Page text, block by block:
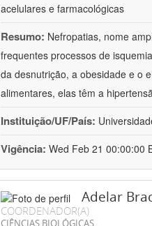
acelulares e farmacológicas
Resumo: Nefropatias, nome
frequentes processos de
da desnutrição, a obesidade e o
alimentares, elas têm a
Instituição/UF/País:
Vigência: Wed Feb 21 00:00:00
Adelar
COORDENADOR(A)
CIÊNCIAS BIOLÓGICAS